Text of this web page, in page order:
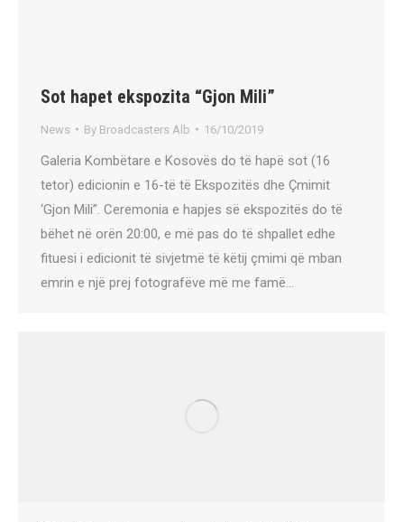
Sot hapet ekspozita “Gjon Mili”
News By Broadcasters Alb 16/10/2019
Galeria Kombëtare e Kosovës do të hapë sot (16
tetor) edicionin e 16-të të Ekspozitës dhe Çmimit
‘Gjon Mili”. Ceremonia e hapjes së ekspozitës do të
bëhet në orën 20:00, e më pas do të shpallet edhe
fituesi i edicionit të sivjetmë të këtij çmimi që mban
emrin e një prej fotografëve më me famë…